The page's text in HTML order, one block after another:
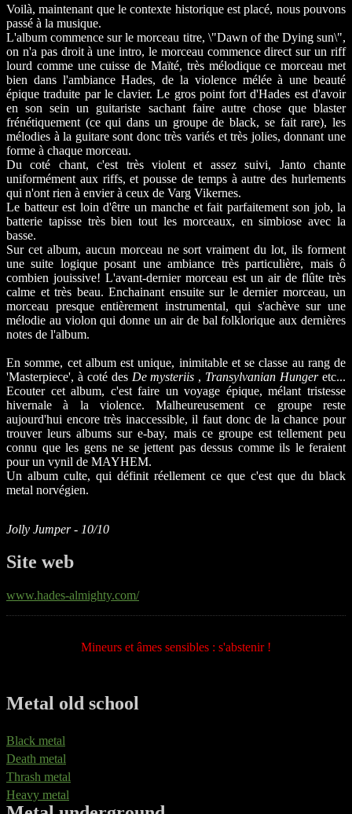
Voilà, maintenant que le contexte historique est placé, nous pouvons
passé à la musique.
L'album commence sur le morceau titre, \"Dawn of the Dying sun\",
on n'a pas droit à une intro, le morceau commence direct sur un riff
lourd comme une cuisse de Maïté, très mélodique ce morceau met
bien dans l'ambiance Hades, de la violence mélée à une beauté
épique traduite par le clavier. Le gros point fort d'Hades est d'avoir
en son sein un guitariste sachant faire autre chose que blaster
frénétiquement (ce qui dans un groupe de black, se fait rare), les
mélodies à la guitare sont donc très variés et très jolies, donnant une
forme à chaque morceau.
Du coté chant, c'est très violent et assez suivi, Janto chante
uniformément aux riffs, et pousse de temps à autre des hurlements
qui n'ont rien à envier à ceux de Varg Vikernes.
Le batteur est loin d'être un manche et fait parfaitement son job, la
batterie tapisse très bien tout les morceaux, en simbiose avec la
basse.
Sur cet album, aucun morceau ne sort vraiment du lot, ils forment
une suite logique posant une ambiance très particulière, mais ô
combien jouissive! L'avant-dernier morceau est un air de flûte très
calme et très beau. Enchainant ensuite sur le dernier morceau, un
morceau presque entièrement instrumental, qui s'achève sur une
mélodie au violon qui donne un air de bal folklorique aux dernières
notes de l'album.
En somme, cet album est unique, inimitable et se classe au rang de
'Masterpiece', à coté des De mysteriis , Transylvanian Hungeretc...
Ecouter cet album, c'est faire un voyage épique, mélant tristesse
hivernale à la violence. Malheureusement ce groupe reste
aujourd'hui encore très inaccessible, il faut donc de la chance pour
trouver leurs albums sur e-bay, mais ce groupe est tellement peu
connu que les gens ne se jettent pas dessus comme ils le feraient
pour un vynil de MAYHEM.
Un album culte, qui définit réellement ce que c'est que du black
metal norvégien.
Jolly Jumper - 10/10
Site web
www.hades-almighty.com/
Mineurs et âmes sensibles : s'abstenir !
Metal old school
Black metal
Death metal
Thrash metal
Heavy metal